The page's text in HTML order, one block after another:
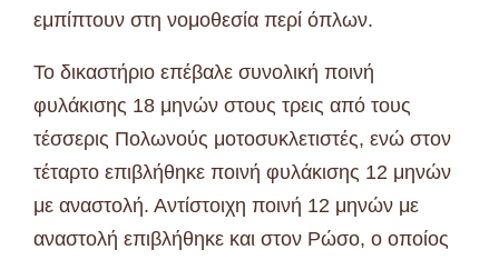
εμπίπτουν στη νομοθεσία περί όπλων.
Το δικαστήριο επέβαλε συνολική ποινή
φυλάκισης 18 μηνών στους τρεις από τους
τέσσερις Πολωνούς μοτοσυκλετιστές, ενώ στον
τέταρτο επιβλήθηκε ποινή φυλάκισης 12 μηνών
με αναστολή. Αντίστοιχη ποινή 12 μηνών με
αναστολή επιβλήθηκε και στον Ρώσο, ο οποίος